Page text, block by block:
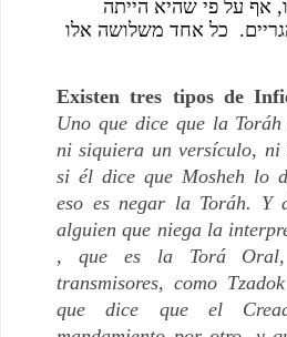
Uno que dice que la
ni siquiera un versículo, ni
si él dice que Mosheh lo
eso es negar la Toráh. Y
alguien que niega la
, que es la Torá
transmisores, como
que dice que el